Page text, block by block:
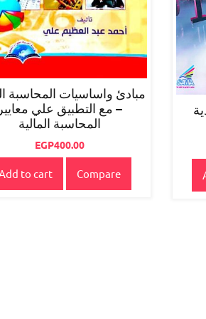
مبادئ واساسيات المحاسبة
– مع التطبيق علي معايير
المحاسبة المالية
EGP400.00
to cart Compare